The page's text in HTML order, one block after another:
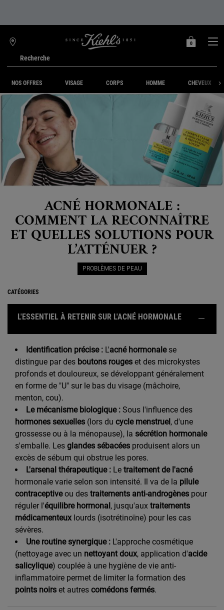
Recherche
TROUVER
BOUTIQUE
MON
0
0 PRODUIT
NOS OFFRES VISAGE CORPS HOMME CHEVEUX
ACNÉ HORMONALE :
COMMENT LA RECONNAÎTRE
ET QUELLES SOLUTIONS POUR
L’ATTÉNUER ?
PROBLÈMES DE PEAU
CATÉGORIES
L'ESSENTIEL À RETENIR SUR L'ACNÉ HORMONALE
Identification précise : L'acné hormonalese
distingue par des boutons rouges et des microkystes
profonds et douloureux, se développant généralement
en forme de "U" sur le bas du visage (mâchoire,
menton, cou).
Le mécanisme biologique : Sous l'influence des
hormones sexuelles (lors du cycle menstruel , d'une
grossesse ou à la ménopause), la sécrétion hormonale
s'emballe. Les glandes sébacées produisent alors un
excès de sébum qui obstrue les pores.
L'arsenal thérapeutique : Le traitement de l'acné
hormonale varie selon son intensité. Il va de la pilule
contraceptiveou des traitements anti-androgènes pour
réguler l'équilibre hormonal , jusqu'aux traitements
médicamenteuxlourds (isotrétinoïne) pour les cas
sévères.
Une routine synergique : L'approche cosmétique
(nettoyage avec un nettoyant doux, application d'acide
salicylique) couplée à une hygiène de vie anti-
inflammatoire permet de limiter la formation des
points noirs et autres comédons fermés.